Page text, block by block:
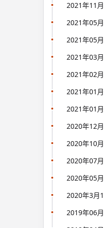
2021年11
2021年05
2021年05
2021年03
2021年02
2021年01
2021年01
2020年12
2020年10
2020年07
2020年05
2020年3月
2019年06